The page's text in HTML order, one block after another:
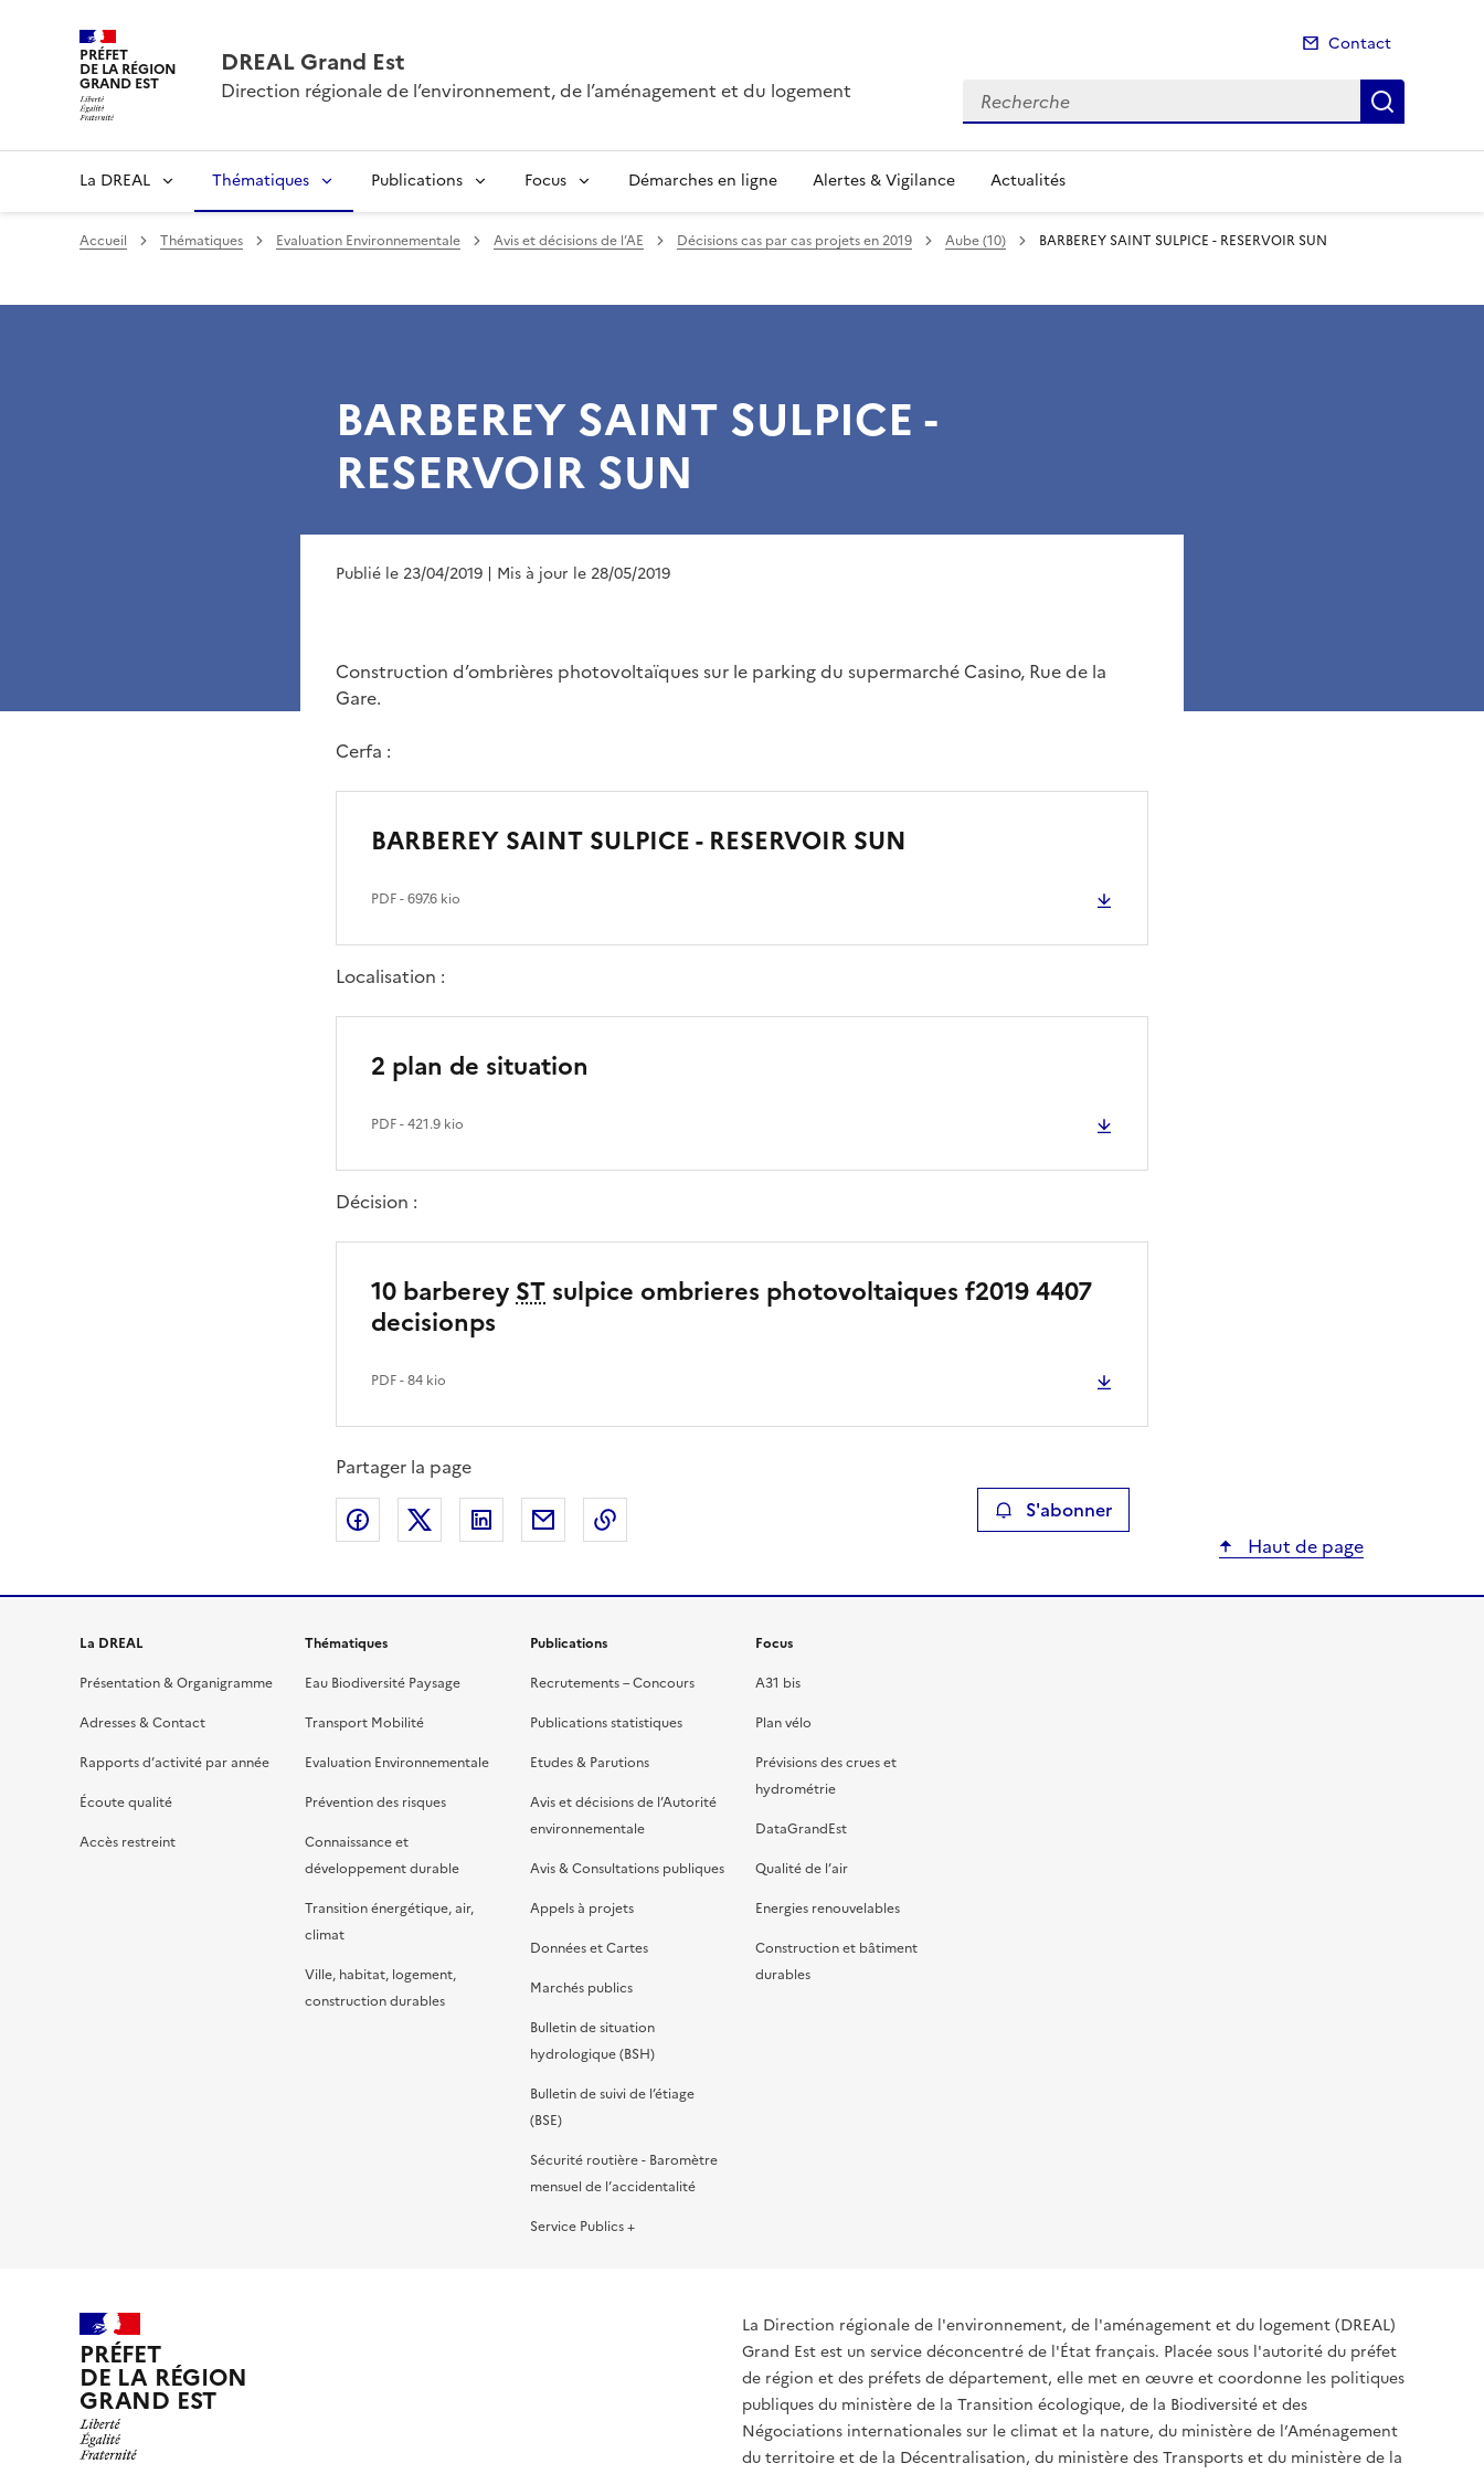
PRÉFET
DE LA RÉGION
GRAND EST
DREAL Grand Est
Direction régionale de l’environnement, de l’aménagement et du logement
Contact
Recherche
La DREAL Thématiques Publications Focus Démarches en ligne Alertes & Vigilance Actualités
Accueil Thématiques Evaluation Environnementale Avis et décisions de l’AE Décisions cas par cas projets en 2019 Aube (10) BARBEREY SAINT SULPICE - RESERVOIR SUN
BARBEREY SAINT SULPICE -
RESERVOIR SUN
Publié le 23/04/2019 | Mis à jour le 28/05/2019
Construction d’ombrières photovoltaïques sur le parking du supermarché Casino, Rue de la
Gare.
Cerfa :
BARBEREY SAINT SULPICE - RESERVOIR SUN
PDF- 697.6 kio
Localisation :
2 plan de situation
PDF- 421.9 kio
Décision :
10 barberey ST sulpice ombrieres photovoltaiques f2019 4407
decisionps
PDF- 84 kio
Partager la page
Partager sur Facebook
Partager sur XPartager sur LinkedIn
Partager par emailCopier le lien de la page dans le presse-papier S'abonner
Haut de page
La DREAL
Présentation & Organigramme
Adresses & Contact
Rapports d’activité par année
Écoute qualité
Accès restreint
Thématiques
Eau Biodiversité Paysage
Transport Mobilité
Evaluation Environnementale
Prévention des risques
Connaissance et
développement durable
Transition énergétique, air,
climat
Ville, habitat, logement,
construction durables
Publications
Recrutements – Concours
Publications statistiques
Etudes & Parutions
Avis et décisions de l’Autorité
environnementale
Avis & Consultations publiques
Appels à projets
Données et Cartes
Marchés publics
Bulletin de situation
hydrologique (BSH)
Bulletin de suivi de l’étiage
(BSE)
Sécurité routière - Baromètre
mensuel de l’accidentalité
Service Publics +
Focus
A31 bis
Plan vélo
Prévisions des crues et
hydrométrie
DataGrandEst
Qualité de l’air
Energies renouvelables
Construction et bâtiment
durables
PRÉFET
DE LA RÉGION
GRAND EST
La Direction régionale de l'environnement, de l'aménagement et du logement (DREAL)
Grand Est est un service déconcentré de l'État français. Placée sous l'autorité du préfet
de région et des préfets de département, elle met en œuvre et coordonne les politiques
publiques du ministère de la Transition écologique, de la Biodiversité et des
Négociations internationales sur le climat et la nature, du ministère de l’Aménagement
du territoire et de la Décentralisation, du ministère des Transports et du ministère de la